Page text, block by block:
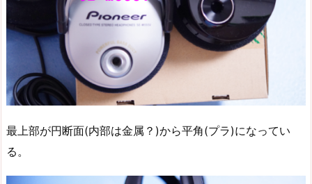
最上部が円断面(内部は金属？)から平角(プラ)になってい
る。